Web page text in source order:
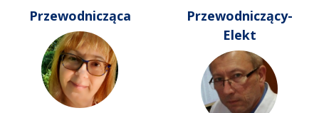
Przewodnicząca
Przewodniczący-
Elekt